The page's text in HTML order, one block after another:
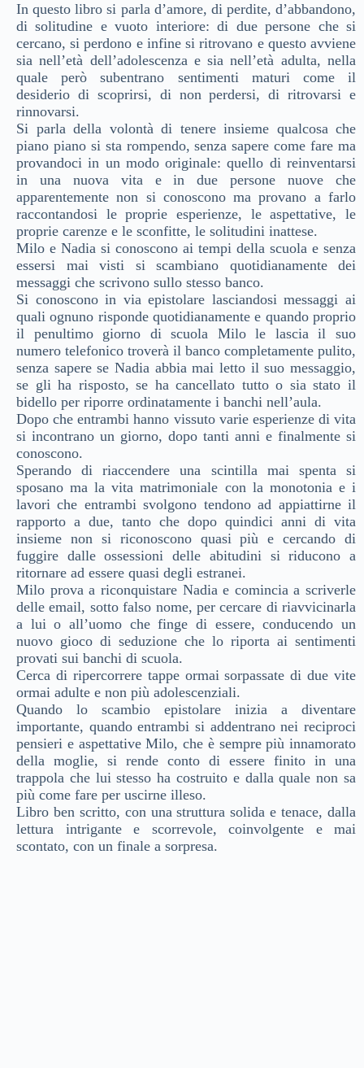
In questo libro si parla d’amore, di perdite, d’abbandono,
di solitudine e vuoto interiore: di due persone che si
cercano, si perdono e infine si ritrovano e questo avviene
sia nell’età dell’adolescenza e sia nell’età adulta, nella
quale però subentrano sentimenti maturi come il
desiderio di scoprirsi, di non perdersi, di ritrovarsi e
rinnovarsi.
Si parla della volontà di tenere insieme qualcosa che
piano piano si sta rompendo, senza sapere come fare ma
provandoci in un modo originale: quello di reinventarsi
in una nuova vita e in due persone nuove che
apparentemente non si conoscono ma provano a farlo
raccontandosi le proprie esperienze, le aspettative, le
proprie carenze e le sconfitte, le solitudini inattese.
Milo e Nadia si conoscono ai tempi della scuola e senza
essersi mai visti si scambiano quotidianamente dei
messaggi che scrivono sullo stesso banco.
Si conoscono in via epistolare lasciandosi messaggi ai
quali ognuno risponde quotidianamente e quando proprio
il penultimo giorno di scuola Milo le lascia il suo
numero telefonico troverà il banco completamente pulito,
senza sapere se Nadia abbia mai letto il suo messaggio,
se gli ha risposto, se ha cancellato tutto o sia stato il
bidello per riporre ordinatamente i banchi nell’aula.
Dopo che entrambi hanno vissuto varie esperienze di vita
si incontrano un giorno, dopo tanti anni e finalmente si
conoscono.
Sperando di riaccendere una scintilla mai spenta si
sposano ma la vita matrimoniale con la monotonia e i
lavori che entrambi svolgono tendono ad appiattirne il
rapporto a due, tanto che dopo quindici anni di vita
insieme non si riconoscono quasi più e cercando di
fuggire dalle ossessioni delle abitudini si riducono a
ritornare ad essere quasi degli estranei.
Milo prova a riconquistare Nadia e comincia a scriverle
delle email, sotto falso nome, per cercare di riavvicinarla
a lui o all’uomo che finge di essere, conducendo un
nuovo gioco di seduzione che lo riporta ai sentimenti
provati sui banchi di scuola.
Cerca di ripercorrere tappe ormai sorpassate di due vite
ormai adulte e non più adolescenziali.
Quando lo scambio epistolare inizia a diventare
importante, quando entrambi si addentrano nei reciproci
pensieri e aspettative Milo, che è sempre più innamorato
della moglie, si rende conto di essere finito in una
trappola che lui stesso ha costruito e dalla quale non sa
più come fare per uscirne illeso.
Libro ben scritto, con una struttura solida e tenace, dalla
lettura intrigante e scorrevole, coinvolgente e mai
scontato, con un finale a sorpresa.